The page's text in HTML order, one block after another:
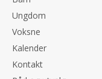
Ungdom
Voksne
Kalender
Kontakt